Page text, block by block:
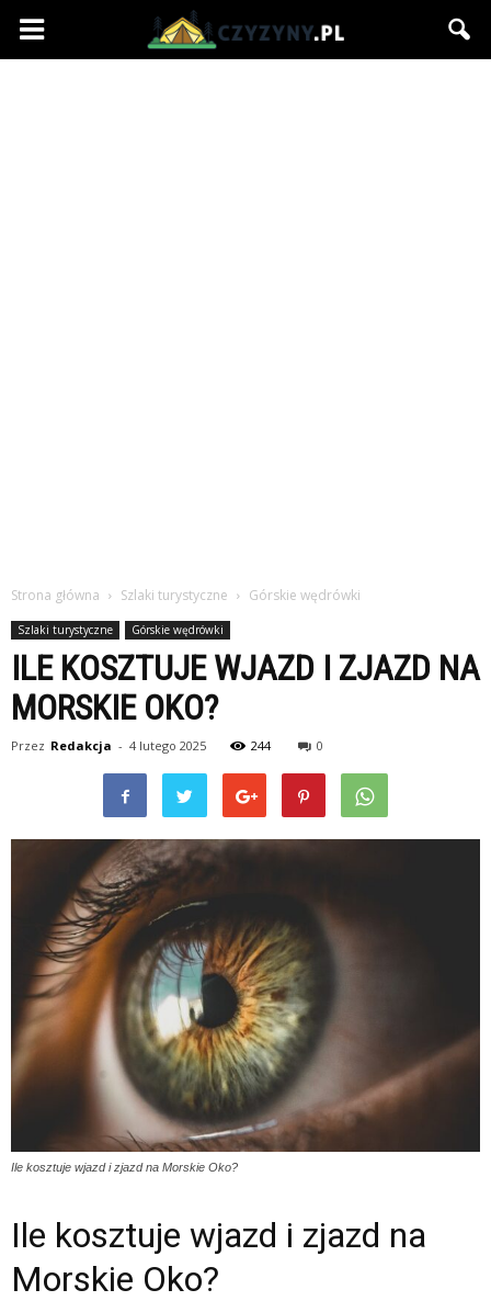
Czyzyny.pl
Strona główna Szlaki turystyczne Górskie wędrówki
Szlaki turystyczne Górskie wędrówki
ILE KOSZTUJE WJAZD I ZJAZD NA
MORSKIE OKO?
Przez Redakcja - 4 lutego 2025 244 0
Ile kosztuje wjazd i zjazd na Morskie Oko?
Ile kosztuje wjazd i zjazd na
Morskie Oko?